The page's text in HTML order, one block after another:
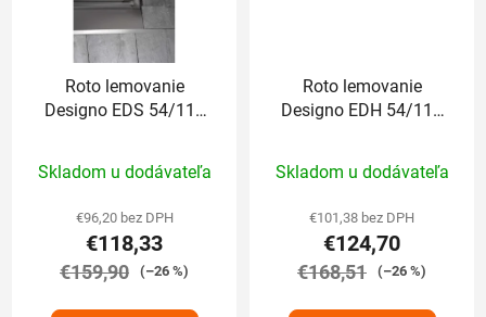
Roto lemovanie
Designo EDS 54/118
hodnotenie
produktu
je
5,0
Skladom u dodávateľa
€96,20 bez DPH
€118,33
€159,90 (–26 %)
Roto lemovanie
Designo EDH 54/118
hodnotenie
produktu
je
5,0
Skladom u dodávateľa
€101,38 bez DPH
€124,70
€168,51 (–26 %)